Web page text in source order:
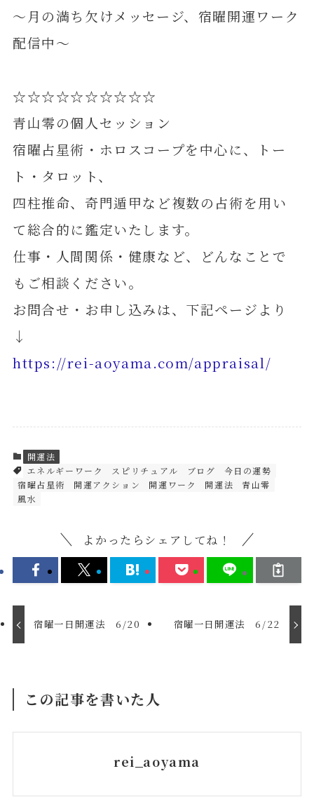
～月の満ち欠けメッセージ、宿曜開運ワーク
配信中～
☆☆☆☆☆☆☆☆☆☆
青山零の個人セッション
宿曜占星術・ホロスコープを中心に、トー
ト・タロット、
四柱推命、奇門遁甲など複数の占術を用い
て総合的に鑑定いたします。
仕事・人間関係・健康など、どんなことで
もご相談ください。
お問合せ・お申し込みは、下記ページより
↓
https://rei-aoyama.com/appraisal/
開運法
エネルギーワーク
スピリチュアル ブログ
今日の運勢
宿曜占星術
開運アクション 開運ワーク 開運法
青山零
風水
よかったらシェアしてね！
宿曜一日開運法 6/20 宿曜一日開運法 6/22
この記事を書いた人
rei_aoyama